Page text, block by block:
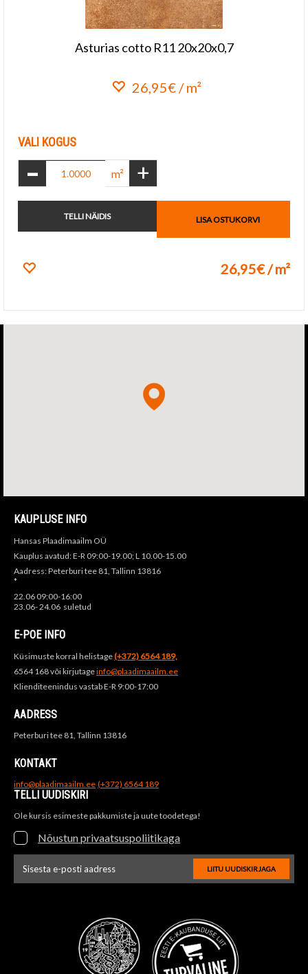
Asturias cotto R11 20x20x0,7
26,95€ / m²
VALI KOGUS
- m² +
TELLI NÄIDIS LISA OSTUKORVI
26,95€ / m²
KAUPLUSE INFO
Hansas Plaadimaailm OÜ
Kauplus avatud: E-R 09:00-19.00; L 10.00-15.00
Aadress: Peterburi tee 81, Tallinn 13816
*
22.06 09:00-16:00
23.06- 24.06 suletud
E-POE INFO
Küsimuste korral helistage(+372) 6564 189,
6564 168 või kirjutageinfo@plaadimaailm.ee
Klienditeenindus vastab E-R 9:00-17:00
AADRESS
Peterburi tee 81, Tallinn 13816
KONTAKT
info@plaadimaailm.ee (+372) 6564 189
TELLI UUDISKIRI
Ole kursis esimeste pakkumiste ja uute toodetega!
Nõustun privaatsuspoliitikaga
LIITU UUDISKIRJAGA